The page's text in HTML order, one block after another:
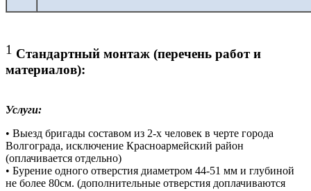
1 Стандартный монтаж (перечень работ и
материалов):
Услуги:
• Выезд бригады составом из 2-х человек в черте города
Волгограда, исключение Красноармейский район
(оплачивается отдельно)
• Бурение одного отверстия диаметром 44-51 мм и глубиной
не более 80см. (дополнительные отверстия доплачиваются